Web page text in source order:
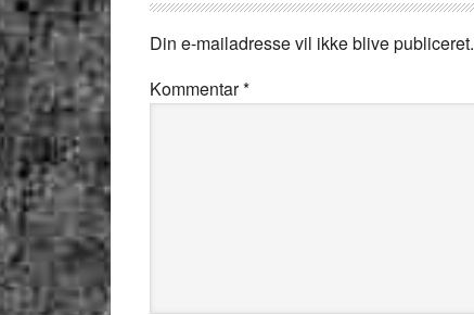
Din e-mailadresse vil ikke blive publiceret.
Kommentar*